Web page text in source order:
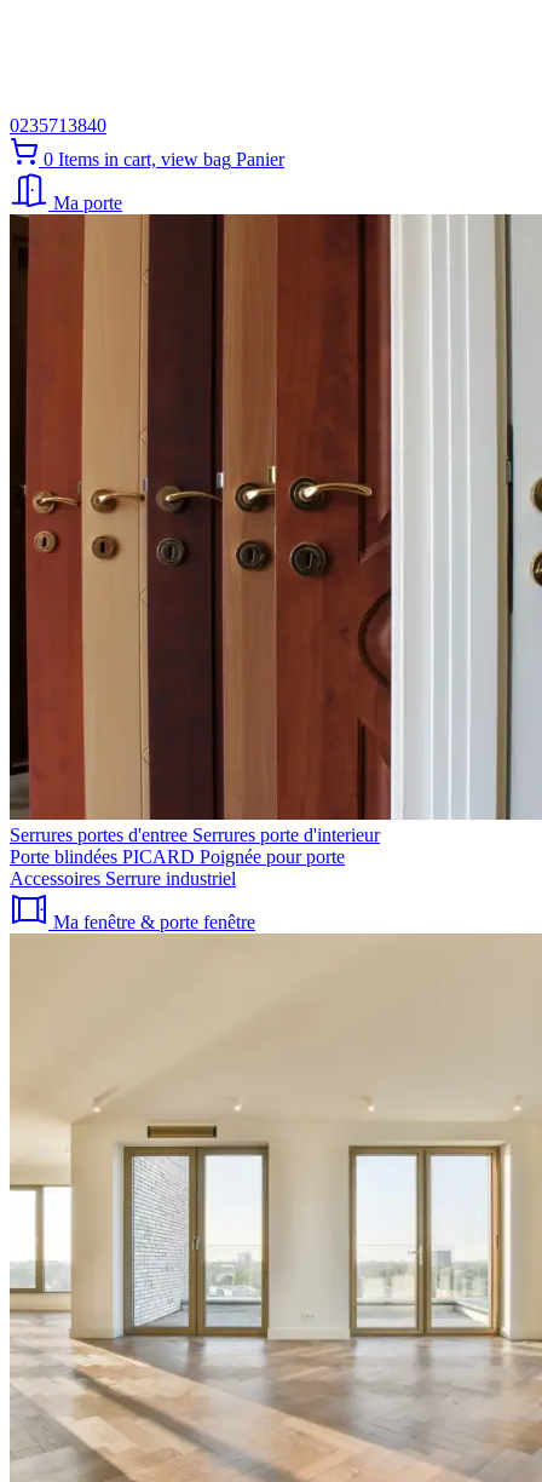
0235713840
0 Items in cart, view bag Panier
Ma porte
Serrures portes d'entree Serrures porte d'interieur
Porte blindées PICARD Poignée pour porte
Accessoires Serrure industriel
Ma fenêtre & porte fenêtre